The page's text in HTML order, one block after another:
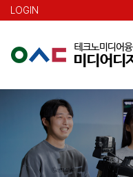
LOGIN